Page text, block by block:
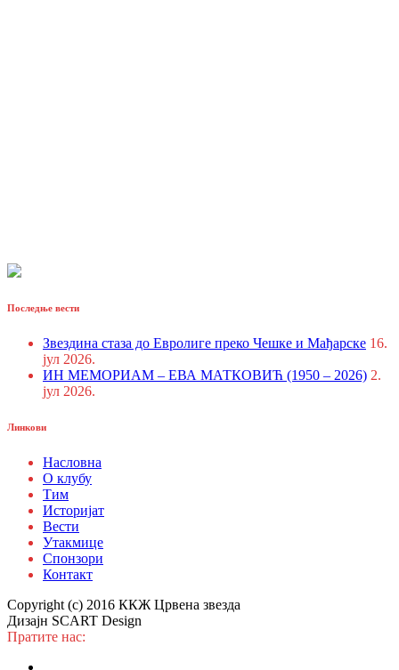
Последње вести
Звездина стаза до Евролиге преко Чешке и Мађарске 16.
јул 2026.
ИН МЕМОРИАМ – ЕВА МАТКОВИЋ (1950 – 2026) 2.
јул 2026.
Линкови
Насловна
О клубу
Тим
Историјат
Вести
Утакмице
Спонзори
Контакт
Copyright (c) 2016 ККЖ Црвена звезда
Дизајн SCART Design
Пратите нас: